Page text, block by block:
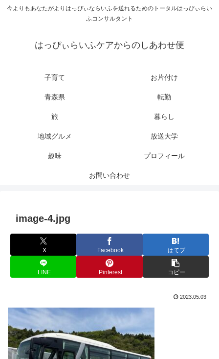
今よりもあなたがよりはっぴぃならいふを送れるためのトータルはっぴぃらい
ふコンサルタント
はっぴぃらいふケアからのしあわせ便
子育て お片付け
青森県 転勤
旅 暮らし
地域グルメ 放送大学
趣味 プロフィール
お問い合わせ
image-4.jpg
X Facebook はてブ
LINE Pinterest コピー
2023.05.03